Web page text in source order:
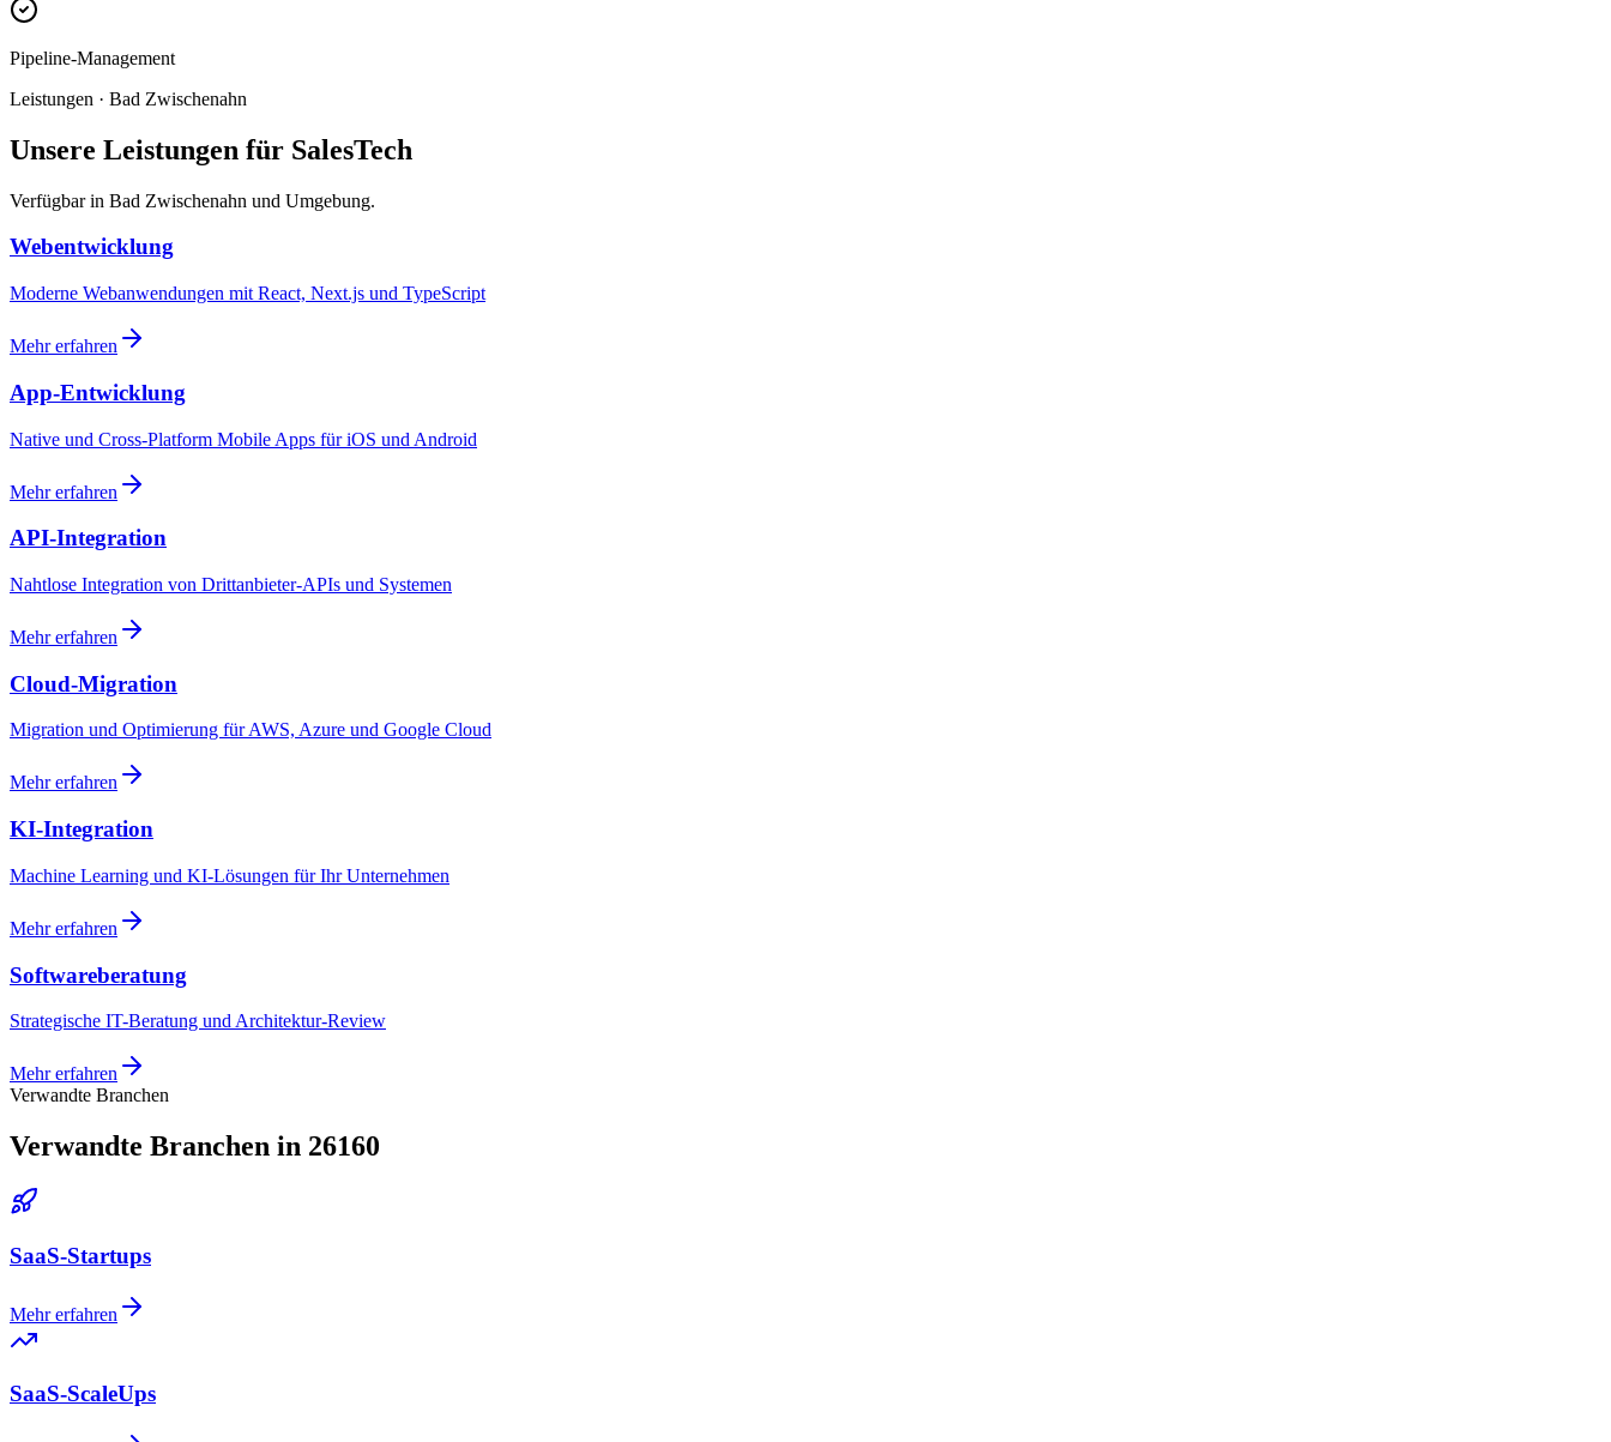
Pipeline-Management
Leistungen · Bad Zwischenahn
Unsere Leistungen für SalesTech
Verfügbar in Bad Zwischenahn und Umgebung.
Webentwicklung
Moderne Webanwendungen mit React, Next.js und TypeScript
Mehr erfahren
App-Entwicklung
Native und Cross-Platform Mobile Apps für iOS und Android
Mehr erfahren
API-Integration
Nahtlose Integration von Drittanbieter-APIs und Systemen
Mehr erfahren
Cloud-Migration
Migration und Optimierung für AWS, Azure und Google Cloud
Mehr erfahren
KI-Integration
Machine Learning und KI-Lösungen für Ihr Unternehmen
Mehr erfahren
Softwareberatung
Strategische IT-Beratung und Architektur-Review
Mehr erfahren
Verwandte Branchen
Verwandte Branchen in 26160
SaaS-Startups
Mehr erfahren
SaaS-ScaleUps